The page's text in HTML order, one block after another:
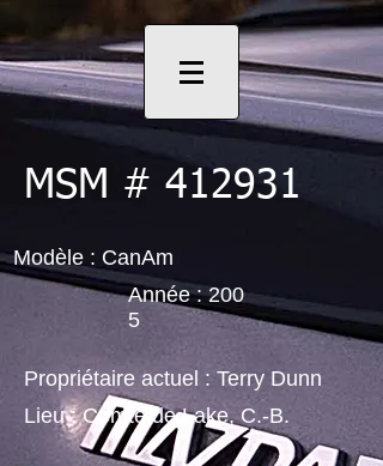
MSM # 412931
Modèle : CanAm
Année : 200
5
Propriétaire actuel : Terry Dunn
Lieu : Comté de Lake, C.-B.